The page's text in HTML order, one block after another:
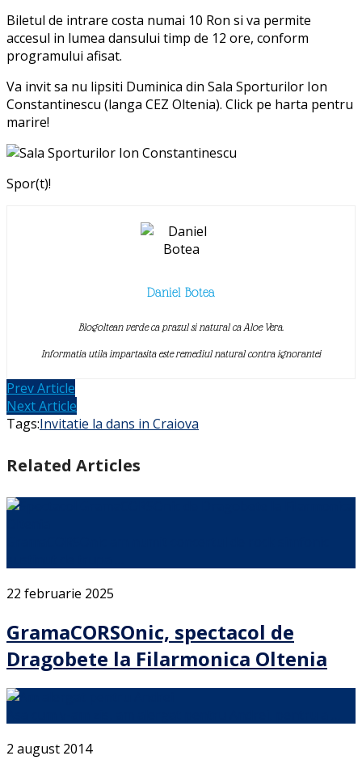
Biletul de intrare costa numai 10 Ron si va permite
accesul in lumea dansului timp de 12 ore, conform
programului afisat.
Va invit sa nu lipsiti Duminica din Sala Sporturilor Ion
Constantinescu (langa CEZ Oltenia). Click pe harta pentru
marire!
Spor(t)!
Daniel Botea
Blogoltean verde ca prazul si natural ca Aloe Vera.
Informatia utila impartasita este remediul natural contra ignorantei
Prev Article
Next Article
Tags:Invitatie la dans in Craiova
Related Articles
22 februarie 2025
GramaCORSOnic, spectacol de
Dragobete la Filarmonica Oltenia
2 august 2014